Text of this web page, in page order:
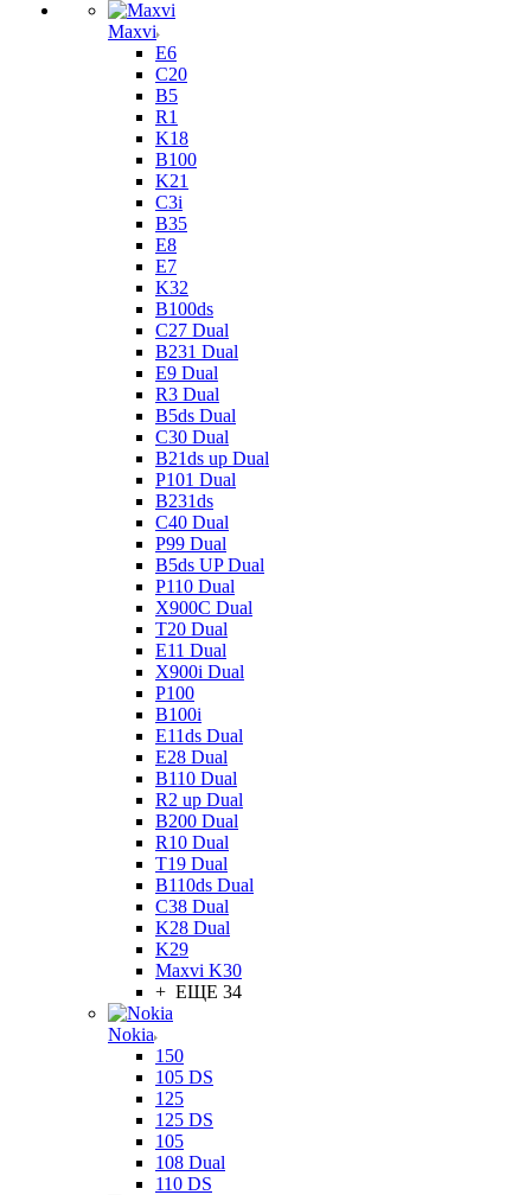
Maxvi
E6
C20
B5
R1
K18
B100
K21
C3i
B35
E8
E7
K32
B100ds
C27 Dual
B231 Dual
E9 Dual
R3 Dual
B5ds Dual
C30 Dual
B21ds up Dual
P101 Dual
B231ds
C40 Dual
P99 Dual
B5ds UP Dual
P110 Dual
X900C Dual
T20 Dual
E11 Dual
X900i Dual
P100
B100i
E11ds Dual
E28 Dual
B110 Dual
R2 up Dual
B200 Dual
R10 Dual
T19 Dual
B110ds Dual
C38 Dual
K28 Dual
K29
Maxvi K30
+ ЕЩЕ 34
Nokia
150
105 DS
125
125 DS
105
108 Dual
110 DS